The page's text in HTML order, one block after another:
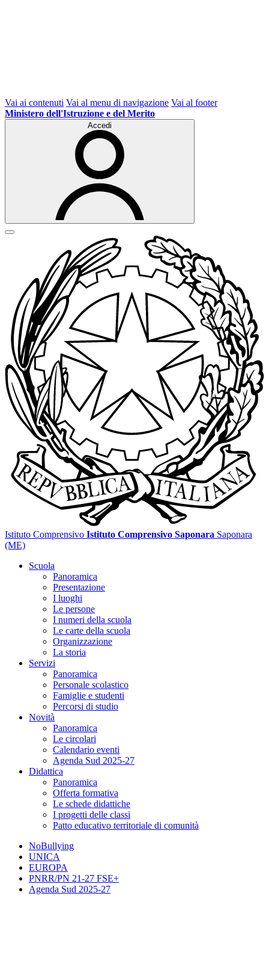
Vai ai contenuti Vai al menu di navigazione Vai al footer
Ministero dell'Istruzione e del Merito
Accedi
Istituto Comprensivo Istituto Comprensivo Saponara Saponara
(ME)
Scuola
Panoramica
Presentazione
I luoghi
Le persone
I numeri della scuola
Le carte della scuola
Organizzazione
La storia
Servizi
Panoramica
Personale scolastico
Famiglie e studenti
Percorsi di studio
Novità
Panoramica
Le circolari
Calendario eventi
Agenda Sud 2025-27
Didattica
Panoramica
Offerta formativa
Le schede didattiche
I progetti delle classi
Patto educativo territoriale di comunità
NoBullying
UNICA
EUROPA
PNRR/PN 21-27 FSE+
Agenda Sud 2025-27